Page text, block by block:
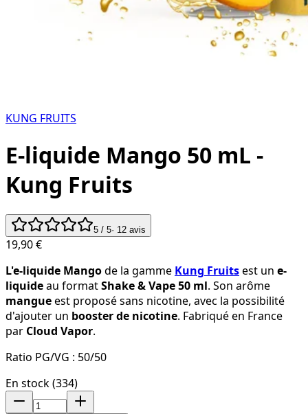
KUNG FRUITS
E-liquide Mango 50 mL -
Kung Fruits
5 / 5· 12 avis
19,90 €
L'e-liquide Mangode la gamme Kung Fruitsest un e-
liquideau formatShake & Vape 50 ml. Son arôme
mangueest proposé sans nicotine, avec la possibilité
d'ajouter un booster de nicotine. Fabriqué en France
par Cloud Vapor.
Ratio PG/VG : 50/50
En stock (334)